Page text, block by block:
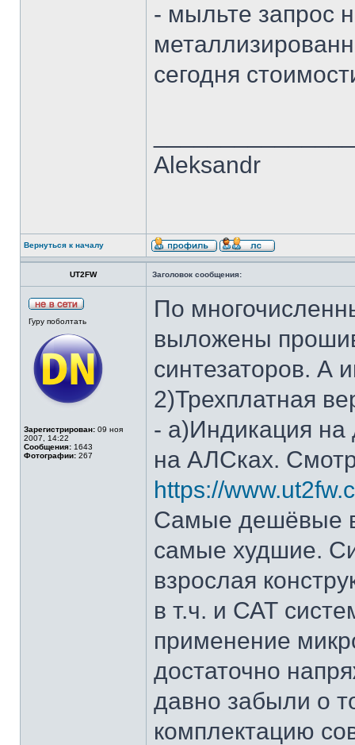
- мыльте запрос
сегодня
Aleksandr
Вернуться к началу
UT2FW Заголовок сообщения:
Гуру поболтать
Зарегистрирован: 09 ноя
2007, 14:22
Сообщения: 1643
Фотографии: 267
По
выложены
синтезаторов. А
2)Трехплатная
- а)Индикация
на АЛСках.
https://
Самые дешёвые
самые худшие.
взрослая
в т.ч. и САТ
применение
достаточно
давно забыли о
комплектацию